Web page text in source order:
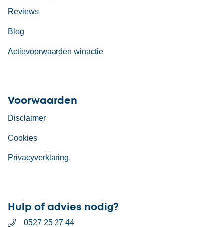
Reviews
Blog
Actievoorwaarden winactie
Voorwaarden
Disclaimer
Cookies
Privacyverklaring
Hulp of advies nodig?
0527 25 27 44